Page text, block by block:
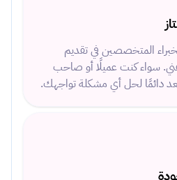
المتخصصين في تقديم
سواء كنت عميلًا أو صاحب
دائمًا لحل أي مشكلة تواجهك.